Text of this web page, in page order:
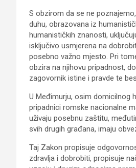
S obzirom da se ne
duhu, obrazovana iz
humanističkih znanosti,
isključivo usmjerena na
posebno važno mjesto. Pri
obzira na njihovu pripadnost,
zagovornik istine i pravde te
U Međimurju, osim domicilnog
pripadnici romske nacionalne
uživaju posebnu zaštitu,
svih drugih građana, imaju
Taj Zakon propisuje
zdravlja i dobrobiti, propisuje